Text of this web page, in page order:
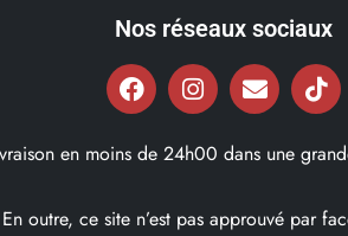
Nos réseaux sociaux
en moins de 24h00 dans une
ce site n’est pas approuvé par